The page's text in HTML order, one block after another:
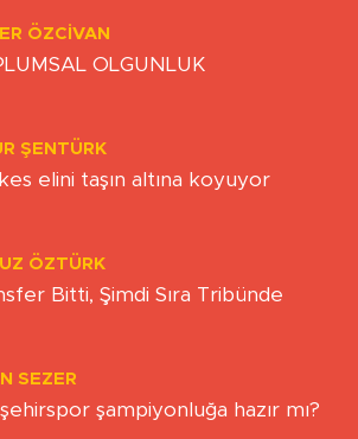
ÖZCIVAN
OLGUNLUK
ŞENTÜRK
elini taşın altına koyuyor
ÖZTÜRK
Bitti, Şimdi Sıra Tribünde
SEZER
şampiyonluğa hazır mı?